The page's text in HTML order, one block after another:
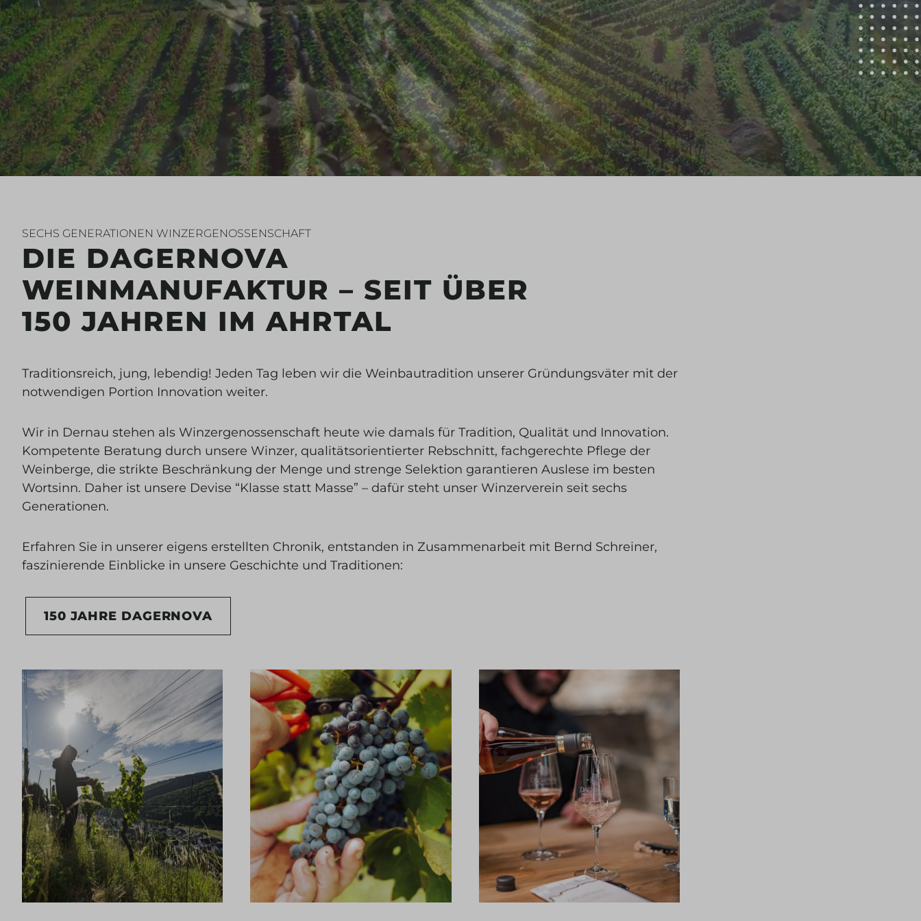
SECHS GENERATIONEN WINZERGENOSSENSCHAFT
DIE DAGERNOVA
WEINMANUFAKTUR – SEIT ÜBER
150 JAHREN IM AHRTAL
Traditionsreich, jung, lebendig! Jeden Tag leben wir die Weinbautradition unserer Gründungsväter mit der
notwendigen Portion Innovation weiter.
Wir in Dernau stehen als Winzergenossenschaft heute wie damals für Tradition, Qualität und Innovation.
Kompetente Beratung durch unsere Winzer, qualitätsorientierter Rebschnitt, fachgerechte Pflege der
Weinberge, die strikte Beschränkung der Menge und strenge Selektion garantieren Auslese im besten
Wortsinn. Daher ist unsere Devise “Klasse statt Masse” – dafür steht unser Winzerverein seit sechs
Generationen.
Erfahren Sie in unserer eigens erstellten Chronik, entstanden in Zusammenarbeit mit Bernd Schreiner,
faszinierende Einblicke in unsere Geschichte und Traditionen:
150 JAHRE DAGERNOVA